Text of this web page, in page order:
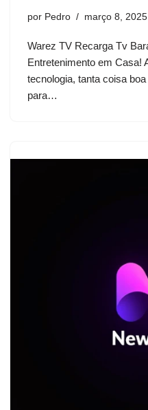
por Pedro março 8, 2025
Warez TV Recarga Tv
Entretenimento em Casa!
tecnologia, tanta coisa
para…